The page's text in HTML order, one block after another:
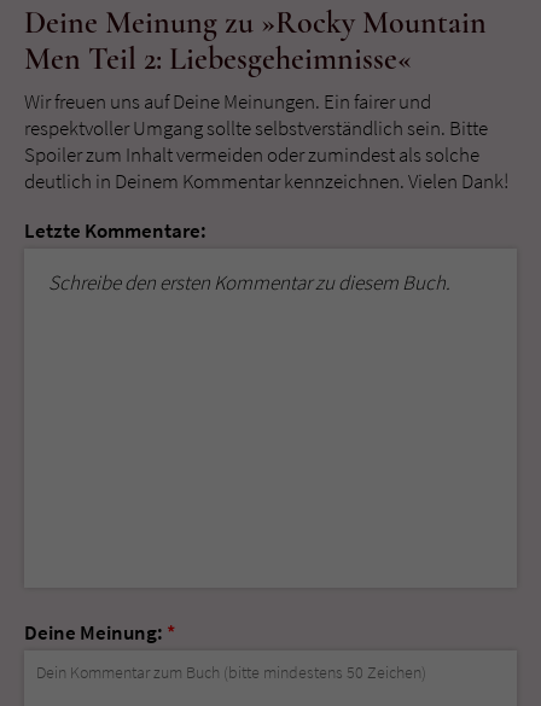
Deine Meinung zu »Rocky Mountain
Men Teil 2: Liebesgeheimnisse«
Wir freuen uns auf Deine Meinungen. Ein fairer und
respektvoller Umgang sollte selbstverständlich sein. Bitte
Spoiler zum Inhalt vermeiden oder zumindest als solche
deutlich in Deinem Kommentar kennzeichnen. Vielen Dank!
Letzte Kommentare:
Schreibe den ersten Kommentar zu diesem Buch.
Deine Meinung: *